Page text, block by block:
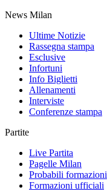
News Milan
Ultime Notizie
Rassegna stampa
Esclusive
Infortuni
Info Biglietti
Allenamenti
Interviste
Conferenze stampa
Partite
Live Partita
Pagelle Milan
Probabili formazioni
Formazioni ufficiali